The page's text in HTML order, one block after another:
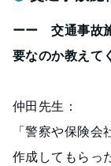
ーー 交通事故
要なのか教えて
仲田先生：
「警察や保険
作成してもらっ